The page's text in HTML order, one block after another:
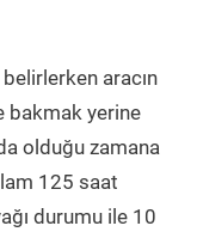
belirlerken aracın
bakmak yerine
olduğu zamana
125 saat
durumu ile 10